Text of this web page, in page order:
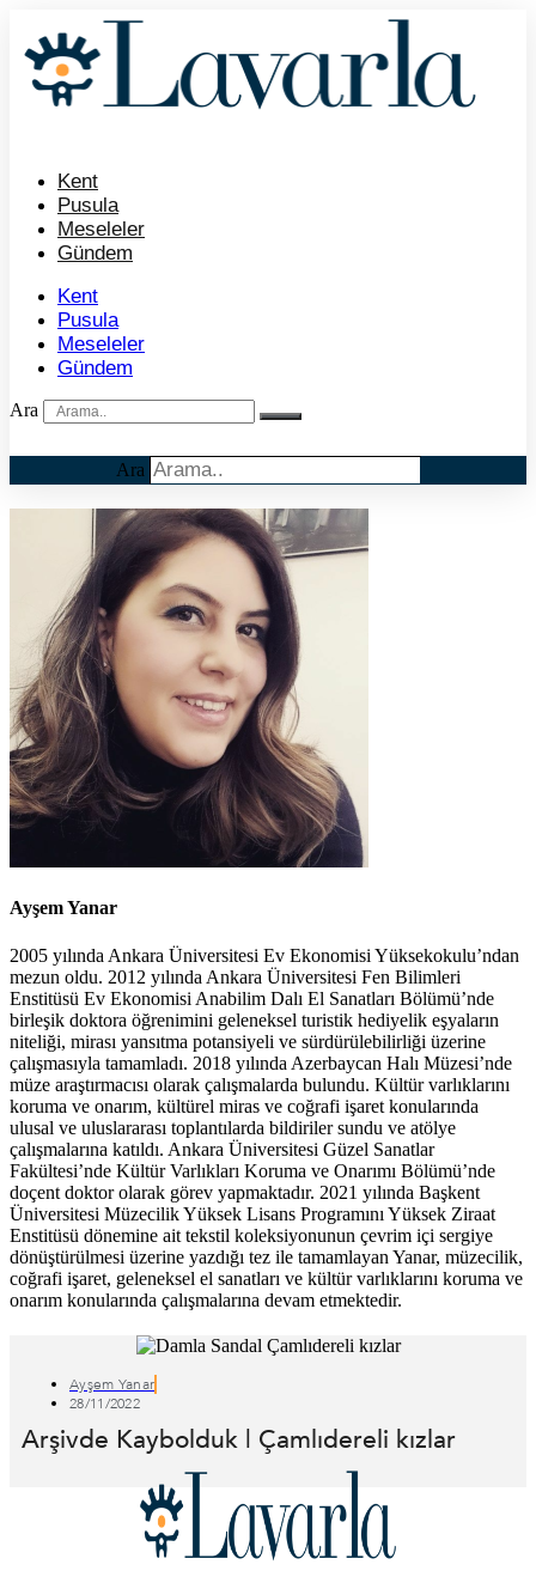
Kent
Pusula
Meseleler
Gündem
Kent
Pusula
Meseleler
Gündem
Ara
Ara
Ayşem Yanar
2005 yılında Ankara Üniversitesi Ev Ekonomisi Yüksekokulu’ndan
mezun oldu. 2012 yılında Ankara Üniversitesi Fen Bilimleri
Enstitüsü Ev Ekonomisi Anabilim Dalı El Sanatları Bölümü’nde
birleşik doktora öğrenimini geleneksel turistik hediyelik eşyaların
niteliği, mirası yansıtma potansiyeli ve sürdürülebilirliği üzerine
çalışmasıyla tamamladı. 2018 yılında Azerbaycan Halı Müzesi’nde
müze araştırmacısı olarak çalışmalarda bulundu. Kültür varlıklarını
koruma ve onarım, kültürel miras ve coğrafi işaret konularında
ulusal ve uluslararası toplantılarda bildiriler sundu ve atölye
çalışmalarına katıldı. Ankara Üniversitesi Güzel Sanatlar
Fakültesi’nde Kültür Varlıkları Koruma ve Onarımı Bölümü’nde
doçent doktor olarak görev yapmaktadır. 2021 yılında Başkent
Üniversitesi Müzecilik Yüksek Lisans Programını Yüksek Ziraat
Enstitüsü dönemine ait tekstil koleksiyonunun çevrim içi sergiye
dönüştürülmesi üzerine yazdığı tez ile tamamlayan Yanar, müzecilik,
coğrafi işaret, geleneksel el sanatları ve kültür varlıklarını koruma ve
onarım konularında çalışmalarına devam etmektedir.
Ayşem Yanar
28/11/2022
Arşivde Kaybolduk | Çamlıdereli kızlar